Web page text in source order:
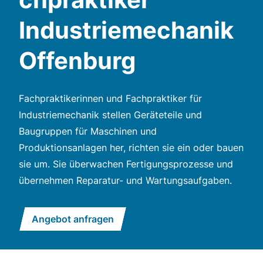
Industriemechanik
Offenburg
Fachpraktikerinnen und Fachpraktiker für
Industriemechanik stellen Geräteteile und
Baugruppen für Maschinen und
Produktionsanlagen her, richten sie ein oder bauen
sie um. Sie überwachen Fertigungsprozesse und
übernehmen Reparatur- und Wartungsaufgaben.
Angebot anfragen